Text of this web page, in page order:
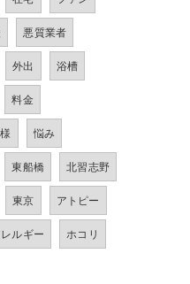
悪質業者
外出 浴槽
料金
悩み
東船橋 北習志野
東京 アトピー
ルギー ホコリ